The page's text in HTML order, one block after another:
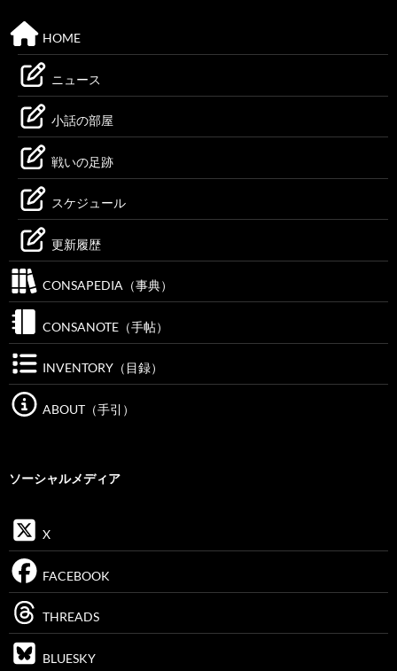
HOME
ニュース
小話の部屋
戦いの足跡
スケジュール
更新履歴
CONSAPEDIA（事典）
CONSANOTE（手帖）
INVENTORY（目録）
ABOUT（手引）
ソーシャルメディア
X
FACEBOOK
THREADS
BLUESKY